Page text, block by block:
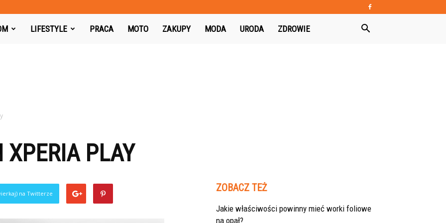
LIFESTYLE PRACA MOTO ZAKUPY MODA URODA ZDROWIE
XPERIA PLAY
na Twitterze ZOBACZ TEŻ
Jakie właściwości powinny mieć worki foliowe
na opał?